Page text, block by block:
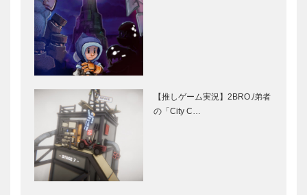
【推しゲーム実況】2BRO./弟者
の「City C…